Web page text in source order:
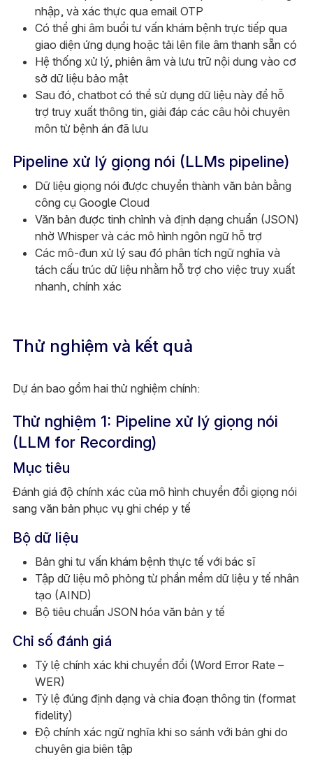
nhập, và xác thực qua email OTP
Có thể ghi âm buổi tư vấn khám bệnh trực tiếp qua
giao diện ứng dụng hoặc tải lên file âm thanh sẵn có
Hệ thống xử lý, phiên âm và lưu trữ nội dung vào cơ
sở dữ liệu bảo mật
Sau đó, chatbot có thể sử dụng dữ liệu này để hỗ
trợ truy xuất thông tin, giải đáp các câu hỏi chuyên
môn từ bệnh án đã lưu
Pipeline xử lý giọng nói (LLMs pipeline)
Dữ liệu giọng nói được chuyển thành văn bản bằng
công cụ Google Cloud
Văn bản được tinh chỉnh và định dạng chuẩn (JSON)
nhờ Whisper và các mô hình ngôn ngữ hỗ trợ
Các mô-đun xử lý sau đó phân tích ngữ nghĩa và
tách cấu trúc dữ liệu nhằm hỗ trợ cho việc truy xuất
nhanh, chính xác
Thử nghiệm và kết quả
Dự án bao gồm hai thử nghiệm chính:
Thử nghiệm 1: Pipeline xử lý giọng nói
(LLM for Recording)
Mục tiêu
Đánh giá độ chính xác của mô hình chuyển đổi giọng nói
sang văn bản phục vụ ghi chép y tế
Bộ dữ liệu
Bản ghi tư vấn khám bệnh thực tế với bác sĩ
Tập dữ liệu mô phỏng từ phần mềm dữ liệu y tế nhân
tạo (AIND)
Bộ tiêu chuẩn JSON hóa văn bản y tế
Chỉ số đánh giá
Tỷ lệ chính xác khi chuyển đổi (Word Error Rate –
WER)
Tỷ lệ đúng định dạng và chia đoạn thông tin (format
fidelity)
Độ chính xác ngữ nghĩa khi so sánh với bản ghi do
chuyên gia biên tập